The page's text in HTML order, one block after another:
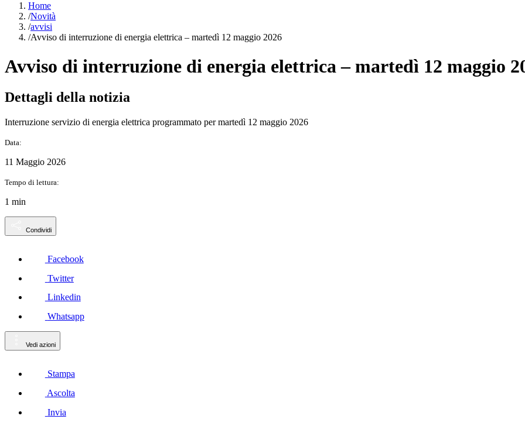
Home
/Novità
/avvisi
/Avviso di interruzione di energia elettrica – martedì 12 maggio 2026
Avviso di interruzione di energia elettrica – martedì 12 maggio
Dettagli della notizia
Interruzione servizio di energia elettrica programmato per martedì 12 maggio 2026
Data:
11 Maggio 2026
Tempo di lettura:
1 min
Condividi
Facebook
Twitter
Linkedin
Whatsapp
Vedi azioni
Stampa
Ascolta
Invia